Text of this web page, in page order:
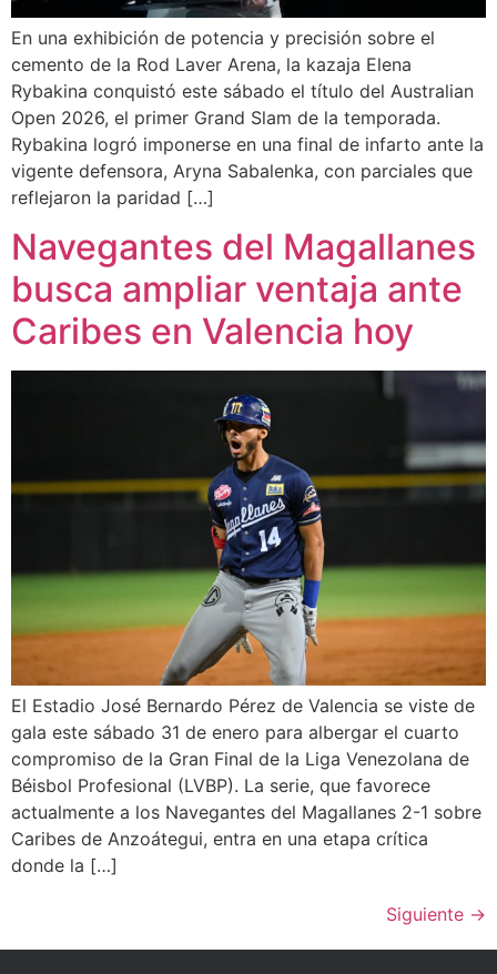
En una exhibición de potencia y precisión sobre el
cemento de la Rod Laver Arena, la kazaja Elena
Rybakina conquistó este sábado el título del Australian
Open 2026, el primer Grand Slam de la temporada.
Rybakina logró imponerse en una final de infarto ante la
vigente defensora, Aryna Sabalenka, con parciales que
reflejaron la paridad […]
Navegantes del Magallanes
busca ampliar ventaja ante
Caribes en Valencia hoy
El Estadio José Bernardo Pérez de Valencia se viste de
gala este sábado 31 de enero para albergar el cuarto
compromiso de la Gran Final de la Liga Venezolana de
Béisbol Profesional (LVBP). La serie, que favorece
actualmente a los Navegantes del Magallanes 2-1 sobre
Caribes de Anzoátegui, entra en una etapa crítica
donde la […]
Siguiente →